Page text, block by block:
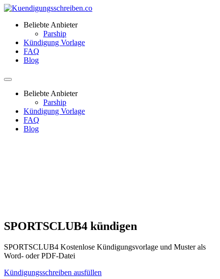
Beliebte Anbieter
Parship
Kündigung Vorlage
FAQ
Blog
Beliebte Anbieter
Parship
Kündigung Vorlage
FAQ
Blog
SPORTSCLUB4 kündigen
SPORTSCLUB4 Kostenlose Kündigungsvorlage und Muster als
Word- oder PDF-Datei
Kündigungsschreiben ausfüllen